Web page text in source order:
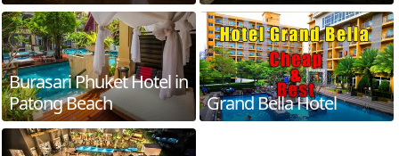
Burasari Phuket Hotel in
Patong Beach
Grand Bella Hotel